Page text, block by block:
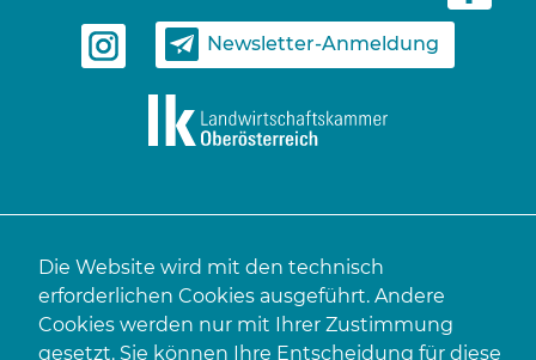
Newsletter-Anmeldung
Die Website wird mit den technisch
erforderlichen Cookies ausgeführt. Andere
Cookies werden nur mit Ihrer Zustimmung
gesetzt. Sie können Ihre Entscheidung für diese